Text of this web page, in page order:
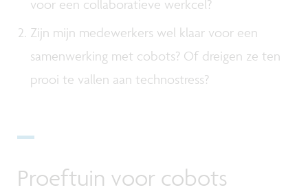
voor een collaboratieve werkcel?
Zijn mijn medewerkers wel klaar voor een
samenwerking met cobots? Of dreigen ze ten
prooi te vallen aan technostress?
Proeftuin voor cobots